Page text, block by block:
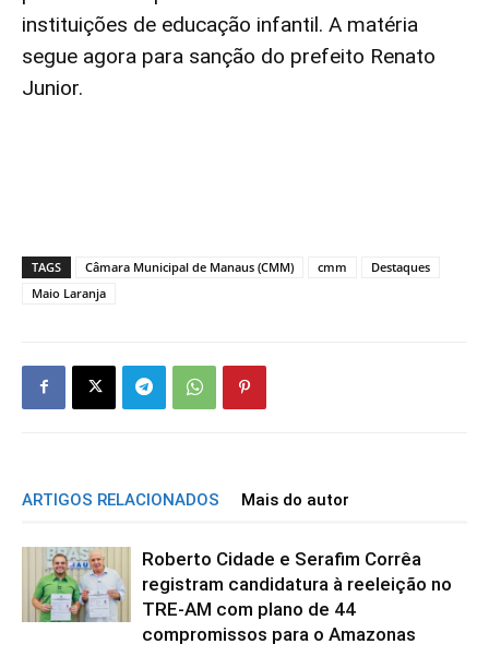
instituições de educação infantil. A matéria
segue agora para sanção do prefeito Renato
Junior.
TAGS Câmara Municipal de Manaus (CMM) cmm
Destaques
Maio Laranja
ARTIGOS RELACIONADOS Mais do autor
Roberto Cidade e Serafim Corrêa
registram candidatura à reeleição no
TRE-AM com plano de 44
compromissos para o Amazonas